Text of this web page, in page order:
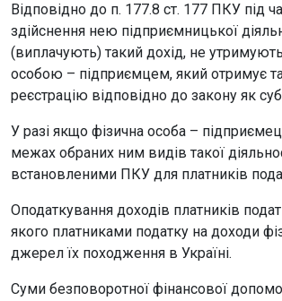
Відповідно до п. 177.8 ст. 177 ПКУ під
здійснення нею підприємницької
(виплачують) такий дохід, не
особою – підприємцем, який отримує
реєстрацію відповідно до закону як
У разі якщо фізична особа –
межах обраних ним видів такої
встановленими ПКУ для платників
Оподаткування доходів платників
якого платниками податку на доходи
джерел їх походження в Україні.
Суми безповоротної фінансової